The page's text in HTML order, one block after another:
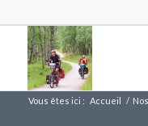
Vous êtes ici : Accueil /